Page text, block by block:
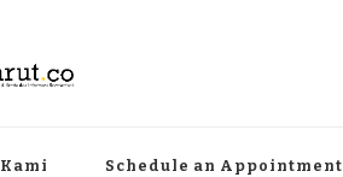
Schedule an Appointment